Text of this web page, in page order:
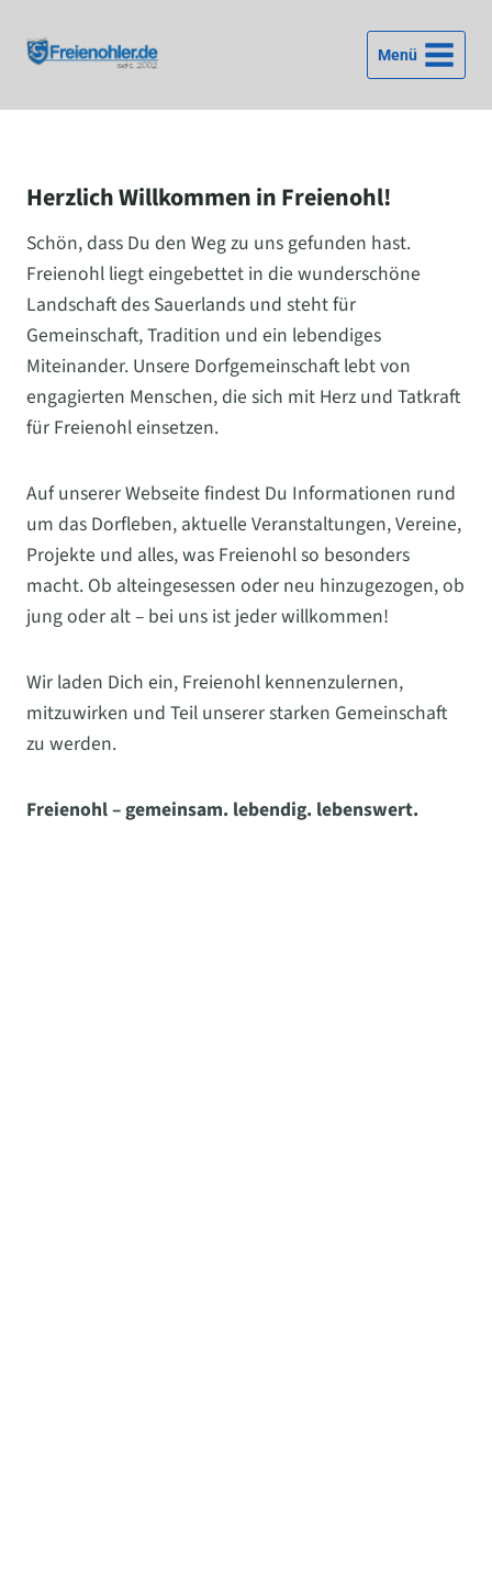
Inhalt
springen
Menü
Herzlich Willkommen in Freienohl!
Schön, dass Du den Weg zu uns gefunden hast.
Freienohl liegt eingebettet in die wunderschöne
Landschaft des Sauerlands und steht für
Gemeinschaft, Tradition und ein lebendiges
Miteinander. Unsere Dorfgemeinschaft lebt von
engagierten Menschen, die sich mit Herz und Tatkraft
für Freienohl einsetzen.
Auf unserer Webseite findest Du Informationen rund
um das Dorfleben, aktuelle Veranstaltungen, Vereine,
Projekte und alles, was Freienohl so besonders
macht. Ob alteingesessen oder neu hinzugezogen, ob
jung oder alt – bei uns ist jeder willkommen!
Wir laden Dich ein, Freienohl kennenzulernen,
mitzuwirken und Teil unserer starken Gemeinschaft
zu werden.
Freienohl – gemeinsam. lebendig. lebenswert.